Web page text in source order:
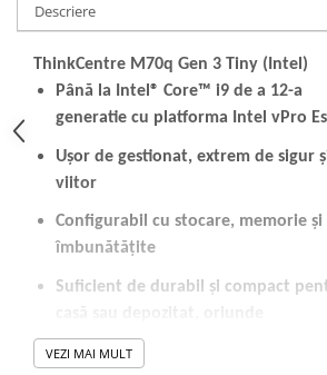
Descriere
ThinkCentre M70q Gen 3 Tiny (Intel)
Până la Intel® Core™ i9 de a 12-a
generatie cu platforma Intel vPro
Ușor de gestionat, extrem de sigur
viitor
Configurabil cu stocare, memorie
îmbunătățite
Suficient de durabil și compact
Ideal pentru orice spațiu de lucru,
VEZI MAI MULT